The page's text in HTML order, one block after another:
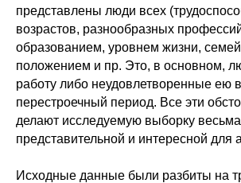
представлены люди всех
возрастов, разнообразных
образованием, уровнем жизни,
положением и пр. Это, в основном,
работу либо неудовлетворенные ею
перестроечный период. Все эти
делают исследуемую выборку весьма
представительной и интересной для
Исходные данные были разбиты на